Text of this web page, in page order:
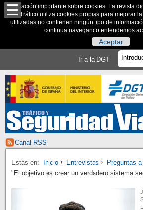
Información importante sobre cookies: La revista
de Tráfico utiliza cookies propias para mejorar
utilizadas no contienen ningún tipo de
continua navegando entendemos
Aceptar
Ir a la DGT
Canal RSS
Estás en: Inicio Entrevistas Preguntas a
"El objetivo es crear un verdadero sistema